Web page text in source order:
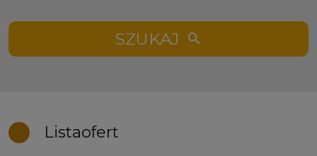
SZUKAJ
Listaofert